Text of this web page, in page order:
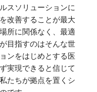
スソリューションに
改善することが最大
所に関係なく、最適
目指すのはそんな世
ンをはじめとする医
実現できると信じて
たちが拠点を置くシ